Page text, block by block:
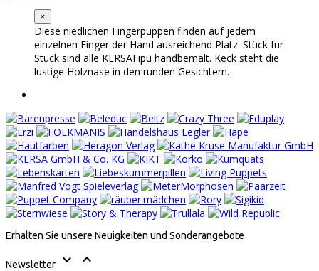
×
Diese niedlichen Fingerpuppen finden auf jedem
einzelnen Finger der Hand ausreichend Platz. Stück für
Stück sind alle KERSAFipu handbemalt. Keck steht die
lustige Holznase in den runden Gesichtern.
Erhalten Sie unsere Neuigkeiten und Sonderangebote
Newsletter  